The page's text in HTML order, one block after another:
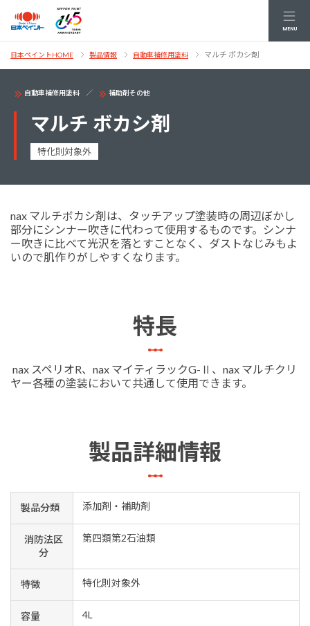
MENU
日本ペイントHOME 製品情報 自動車補修用塗料 マルチ ボカシ剤
自動車補修用塗料 補助剤その他
マルチ ボカシ剤
特化則対象外
nax マルチボカシ剤は、タッチアップ塗装時の周辺ぼかし
部分にシンナー吹きに代わって使用するものです。シンナ
ー吹きに比べて光沢を落とすことなく、ダストなじみもよ
いので肌作りがしやすくなります。
特長
nax スペリオR、nax マイティラックG-Ⅱ、nax マルチクリ
ヤー各種の塗装において共通して使用できます。
製品詳細情報
製品分類 添加剤・補助剤
消防法区
分
第四類第2石油類
特徴 特化則対象外
容量 4L